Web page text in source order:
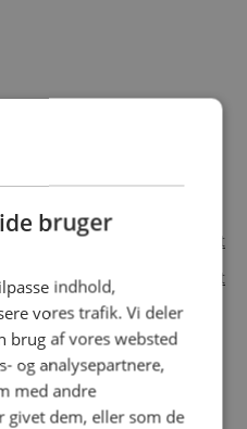
Cateringmesse Midt
Cateringmesse Øst
bruger
indhold,
vores trafik. Vi deler
brug af vores websted
og analysepartnere,
med andre
givet dem, eller som de